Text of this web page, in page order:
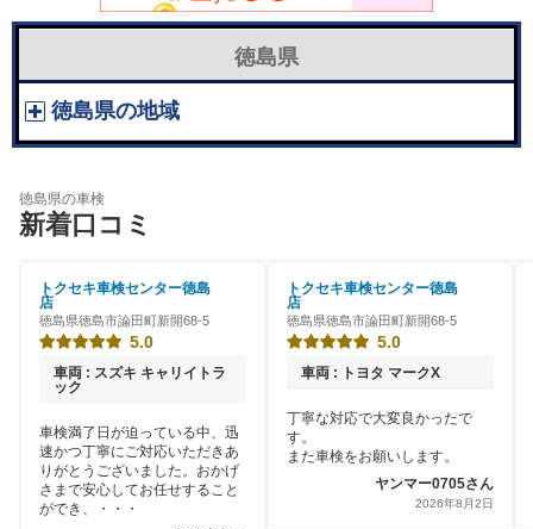
徳島県
徳島県の地域
徳島県の車検
新着口コミ
トクセキ車検センター徳島
店
徳島県徳島市論田町新開68-5
5.0
車両 : スズキ キャリイトラ
ック
車検満了日が迫っている中、迅
速かつ丁寧にご対応いただきあ
りがとうございました。おかげ
さまで安心してお任せすること
ができ、・・・
トクセキ車検センター徳島
店
徳島県徳島市論田町新開68-5
5.0
車両 : トヨタ マークX
丁寧な対応で大変良かったで
す。
また車検をお願いします。
ヤンマー0705さん
2026年8月2日